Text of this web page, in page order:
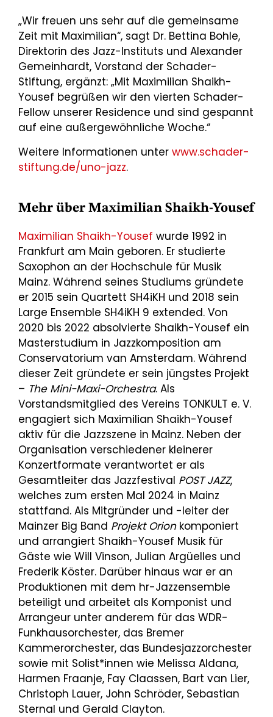
„Wir freuen uns sehr auf die gemeinsame
Zeit mit Maximilian“, sagt Dr. Bettina Bohle,
Direktorin des Jazz-Instituts und Alexander
Gemeinhardt, Vorstand der Schader-
Stiftung, ergänzt: „Mit Maximilian Shaikh-
Yousef begrüßen wir den vierten Schader-
Fellow unserer Residence und sind gespannt
auf eine außergewöhnliche Woche.“
Weitere Informationen unter www.schader-
stiftung.de/uno-jazz.
Mehr über Maximilian Shaikh-Yousef
Maximilian Shaikh-Yousef wurde 1992 in
Frankfurt am Main geboren. Er studierte
Saxophon an der Hochschule für Musik
Mainz. Während seines Studiums gründete
er 2015 sein Quartett SH4iKH und 2018 sein
Large Ensemble SH4iKH 9 extended. Von
2020 bis 2022 absolvierte Shaikh-Yousef ein
Masterstudium in Jazzkomposition am
Conservatorium van Amsterdam. Während
dieser Zeit gründete er sein jüngstes Projekt
– The Mini-Maxi-Orchestra. Als
Vorstandsmitglied des Vereins TONKULT e. V.
engagiert sich Maximilian Shaikh-Yousef
aktiv für die Jazzszene in Mainz. Neben der
Organisation verschiedener kleinerer
Konzertformate verantwortet er als
Gesamtleiter das Jazzfestival POST JAZZ,
welches zum ersten Mal 2024 in Mainz
stattfand. Als Mitgründer und -leiter der
Mainzer Big Band Projekt Orion komponiert
und arrangiert Shaikh-Yousef Musik für
Gäste wie Will Vinson, Julian Argüelles und
Frederik Köster. Darüber hinaus war er an
Produktionen mit dem hr-Jazzensemble
beteiligt und arbeitet als Komponist und
Arrangeur unter anderem für das WDR-
Funkhausorchester, das Bremer
Kammerorchester, das Bundesjazzorchester
sowie mit Solist*innen wie Melissa Aldana,
Harmen Fraanje, Fay Claassen, Bart van Lier,
Christoph Lauer, John Schröder, Sebastian
Sternal und Gerald Clayton.